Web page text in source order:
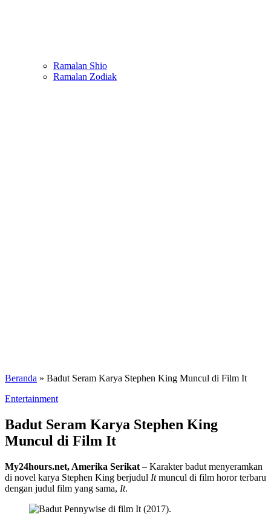
Ramalan Shio
Ramalan Zodiak
Beranda » Badut Seram Karya Stephen King Muncul di Film It
Entertainment
Badut Seram Karya Stephen King
Muncul di Film It
My24hours.net, Amerika Serikat – Karakter badut menyeramkan
di novel karya Stephen King berjudul Itmuncul di film horor terbaru
dengan judul film yang sama, It.